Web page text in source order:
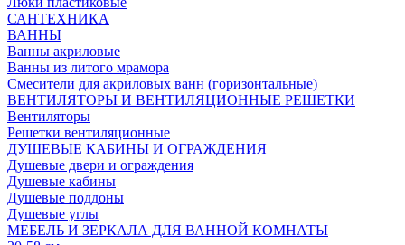
САНТЕХНИКА
ВАННЫ
Ванны акриловые
Ванны из литого мрамора
Смесители для акриловых ванн (горизонтальные)
ВЕНТИЛЯТОРЫ И ВЕНТИЛЯЦИОННЫЕ РЕШЕТКИ
Вентиляторы
Решетки вентиляционные
ДУШЕВЫЕ КАБИНЫ И ОГРАЖДЕНИЯ
Душевые двери и ограждения
Душевые кабины
Душевые поддоны
Душевые углы
МЕБЕЛЬ И ЗЕРКАЛА ДЛЯ ВАННОЙ КОМНАТЫ